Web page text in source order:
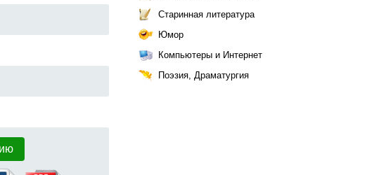
Старинная литература
Юмор
Компьютеры и Интернет
Поэзия, Драматургия